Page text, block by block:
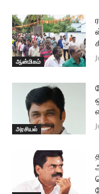
ஆன்மிகம்
அரசியல்